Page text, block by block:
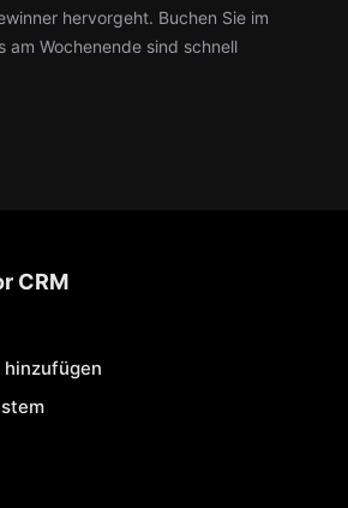
hervorgeht. Buchen Sie im
am Wochenende sind schnell
CRM
hinzufügen